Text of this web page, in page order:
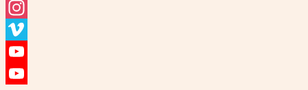
Facebook
Instagram
Vimeo
YouTube